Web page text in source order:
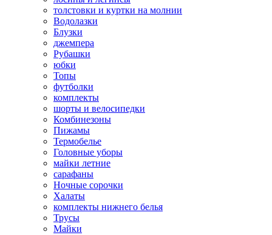
толстовки и куртки на молнии
Водолазки
Блузки
джемпера
Рубашки
юбки
Топы
футболки
комплекты
шорты и велосипедки
Комбинезоны
Пижамы
Термобелье
Головные уборы
майки летние
сарафаны
Ночные сорочки
Халаты
комплекты нижнего белья
Трусы
Майки